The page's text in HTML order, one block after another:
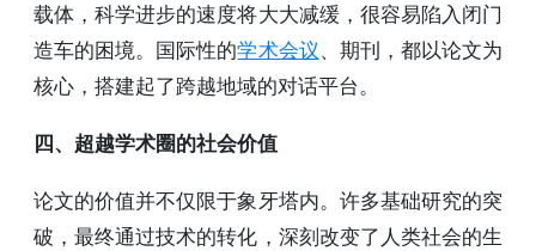
载体，科学进步的速度将大大减缓，很容易陷入闭门
造车的困境。国际性的学术会议 、期刊，都以论文为
核心，搭建起了跨越地域的对话平台。
四、超越学术圈的社会价值
论文的价值并不仅限于象牙塔内。许多基础研究的突
破，最终通过技术的转化，深刻改变了人类社会的生